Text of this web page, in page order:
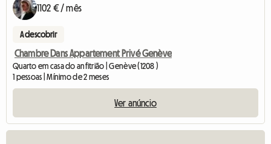
1102 € / mês
A descobrir
Chambre Dans Appartement Privé Genève
Quarto em casa do anfitrião | Genève (1208 )
1 pessoas | Mínimo de 2 meses
Ver anúncio